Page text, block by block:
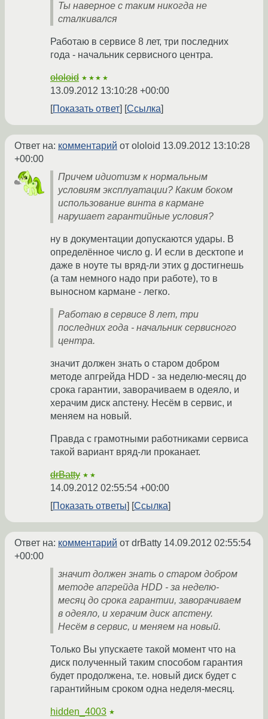
Ты наверное с таким никогда не
сталкивался
Работаю в сервисе 8 лет, три последних
года - начальник сервисного центра.
ololoid ★★★★
13.09.2012 13:10:28 +00:00
Показать ответ
Ссылка
Ответ на: комментарий от ololoid 13.09.2012 13:10:28
+00:00
Причем идиотизм к нормальным
условиям эксплуатации? Каким боком
использование винта в кармане
нарушает гарантийные условия?
ну в документации допускаются удары. В
определённое число g. И если в десктопе и
даже в ноуте ты вряд-ли этих g достигнешь
(а там немного надо при работе), то в
выносном кармане - легко.
Работаю в сервисе 8 лет, три
последних года - начальник сервисного
центра.
значит должен знать о старом добром
методе апгрейда HDD - за неделю-месяц до
срока гарантии, заворачиваем в одеяло, и
херачим диск апстену. Несём в сервис, и
меняем на новый.
Правда с грамотными работниками сервиса
такой вариант вряд-ли проканает.
drBatty ★★
14.09.2012 02:55:54 +00:00
Показать ответы
Ссылка
Ответ на: комментарий от drBatty 14.09.2012 02:55:54
+00:00
значит должен знать о старом добром
методе апгрейда HDD - за неделю-
месяц до срока гарантии, заворачиваем
в одеяло, и херачим диск апстену.
Несём в сервис, и меняем на новый.
Только Вы упускаете такой момент что на
диск полученный таким способом гарантия
будет продолжена, т.е. новый диск будет с
гарантийным сроком одна неделя-месяц.
hidden_4003 ★